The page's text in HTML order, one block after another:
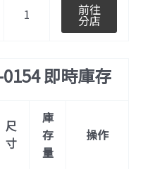
1 前往
分店
即時庫存
尺
寸
庫
存
量
操作